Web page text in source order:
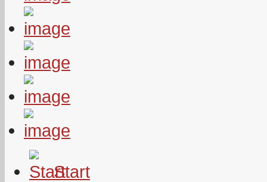
Start